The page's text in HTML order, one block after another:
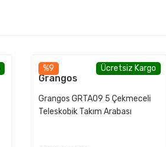
%9 Ücretsiz Kargo
Grangos
Grangos GRTA09 5 Çekmeceli
Teleskobik Takım Arabası